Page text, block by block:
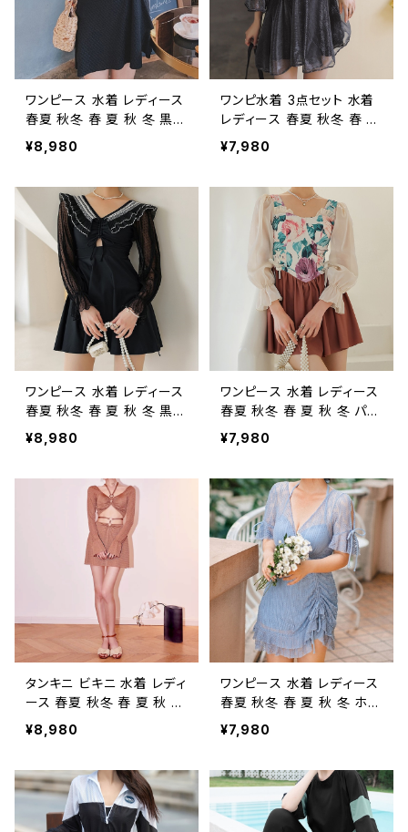
ーン ダイエット トレーニン
グウェア スポーツウェア ラ
ンニングウェア カジュアル
OL 20代 30代 40代 50代
K-M0014
ワンピース 水着 レディース
春夏 秋冬 春 夏 秋 冬 黒
白 ホルターネック スリット
ワンピース水着 ホルターネ
ンピース水着 シースルー
半袖水着 ワンピース 半袖
水着 水着 フリル フレアワン
ピ スイムウェア 大きいサイ
ズ 水着 水泳 プール ビーチ
海 アウトドア リゾート ブラ
ック アイボリー カジュアル
OL 20代 30代 40代 50代
K-M0022
¥8,980
ワンピ水着 3点セット 水着
レディース 春夏 秋冬 春 夏
秋 冬 黒 シースルーワンピ
ース水着 ワンピース水着
スカート ショートパンツ タ
ンキニ セパレート ビキニト
ップス 長袖 セットアップ ス
イムウェア トップス 大きい
サイズ 水着 水泳 プール ビ
ーチ 海 アウトドア リゾート
ブラック ピンク ダイエット
カジュアル OL 20代 30代
40代 50代 K-M0017
¥7,980
ワンピース 水着 レディース
春夏 秋冬 春 夏 秋 冬 黒
シースルーワンピース水着
ワンピース水着 シースルー
フリル フレアワンピ スイム
ウェア 大きいサイズ 水着
水泳 プール ビーチ 海 アウ
トドア リゾート ブラック カ
ジュアル OL 20代 30代 4
0代 50代 K-M0019
¥8,980
ワンピース 水着 レディース
春夏 秋冬 春 夏 秋 冬 パフ
スリーブ フラワー柄 ワンピ
ース水着 花柄水着 ワンピ
水着ワンピース フラワーデ
ザイン 長袖 水着 長袖ワン
ピ 水着 フリル フレアワンピ
スイムウェア 大きいサイズ
水着 水泳 プール ビーチ 海
アウトドア リゾート ブラック
カーキ カジュアル OL 20
代 30代 40代 50代 K-M0
020
¥7,980
タンキニ ビキニ 水着 レディ
ース 春夏 秋冬 春 夏 秋 冬
4点セット 上下 水着 セット
4点 ビキニセット セパレー
プス 長袖 水着 体系カバー
スイムウェア 大きいサイズ
水着 温泉 水泳 プール ビ
¥8,980
ワンピース 水着 レディース
春夏 秋冬 春 夏 秋 冬 ホル
ターネック シャーリング ワ
ンピース水着 ホルターネッ
着 シースルー 半袖水着 ワ
ンピース 半袖袖 水着 水着
フリル フレアワンピ スイム
¥7,980